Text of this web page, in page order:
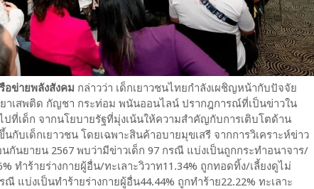
อข่ายพลังสังคม กล่าวว่า เด็กเยาวชนไทยกำลังเผชิญหน้ากับปัจจัย
ยาเสพติด กัญชา กระท่อม พนันออนไลน์ ปรากฎการณ์ที่เป็นข่าวใน
ที่เด็ก จากนโยบายรัฐที่มุ่งเน้นให้ความสำคัญกับการเติบโตด้าน
กับเด็กเยาวชน โดยเฉพาะสินค้าอบายมุขเสรี จากการวิเคราะห์ข่าว
กันยายน 2567 พบว่ามีข่าวเด็ก 97 กรณี แบ่งเป็นถูกกระทำอนาจาร/
ทำร้ายร่างกายผู้อื่น/ทะเลาะวิวาท11.34% ถูกทอดทิ้ง/เลี้ยงดูไม่
แบ่งเป็นทำร้ายร่างกายผู้อื่น44.44% ถูกทำร้าย22.22% ทะเลาะ